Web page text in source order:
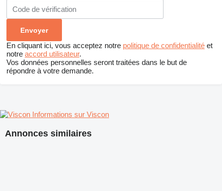
En cliquant ici, vous acceptez notre politique de confidentialité et
notre accord utilisateur.
Vos données personnelles seront traitées dans le but de
répondre à votre demande.
Annonces similaires
Informations sur Viscon